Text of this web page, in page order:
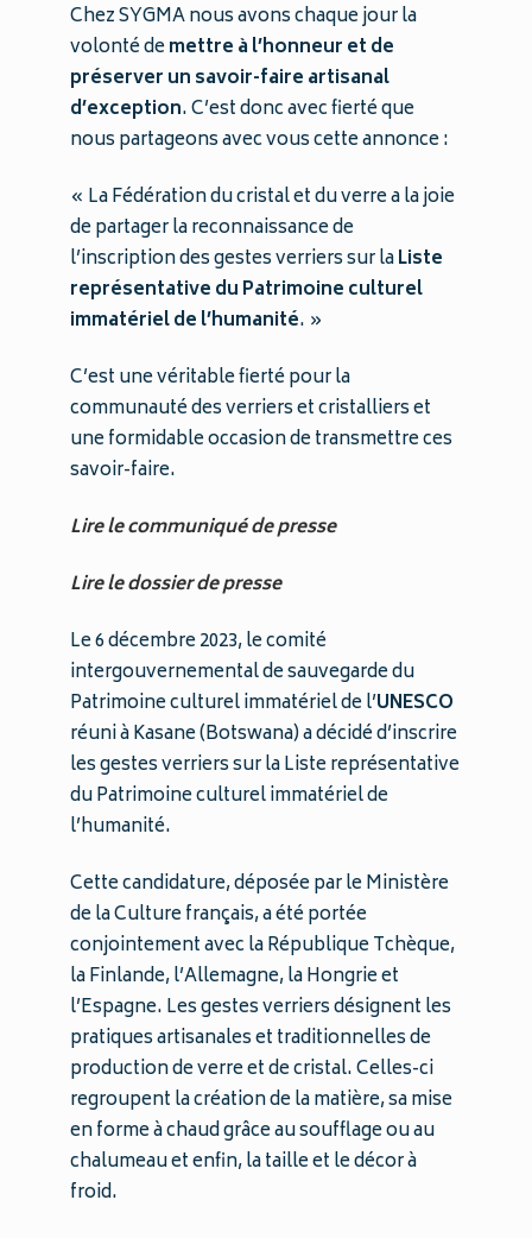
Chez SYGMA nous avons chaque jour la
volonté demettre à l’honneur et de
préserver un savoir-faire artisanal
d’exception. C’est donc avec fierté que
nous partageons avec vous cette annonce :
« La Fédération du cristal et du verre a la joie
de partager la reconnaissance de
l’inscription des gestes verriers sur laListe
représentative du Patrimoine culturel
immatériel de l’humanité. »
C’est une véritable fierté pour la
communauté des verriers et cristalliers et
une formidable occasion de transmettre ces
savoir-faire.
Lire le communiqué de presse
Lire le dossier de presse
Le 6 décembre 2023, le comité
intergouvernemental de sauvegarde du
Patrimoine culturel immatériel de l’UNESCO
réuni à Kasane (Botswana) a décidé d’inscrire
les gestes verriers sur la Liste représentative
du Patrimoine culturel immatériel de
l’humanité.
Cette candidature, déposée par le Ministère
de la Culture français, a été portée
conjointement avec la République Tchèque,
la Finlande, l’Allemagne, la Hongrie et
l’Espagne. Les gestes verriers désignent les
pratiques artisanales et traditionnelles de
production de verre et de cristal. Celles-ci
regroupent la création de la matière, sa mise
en forme à chaud grâce au soufflage ou au
chalumeau et enfin, la taille et le décor à
froid.